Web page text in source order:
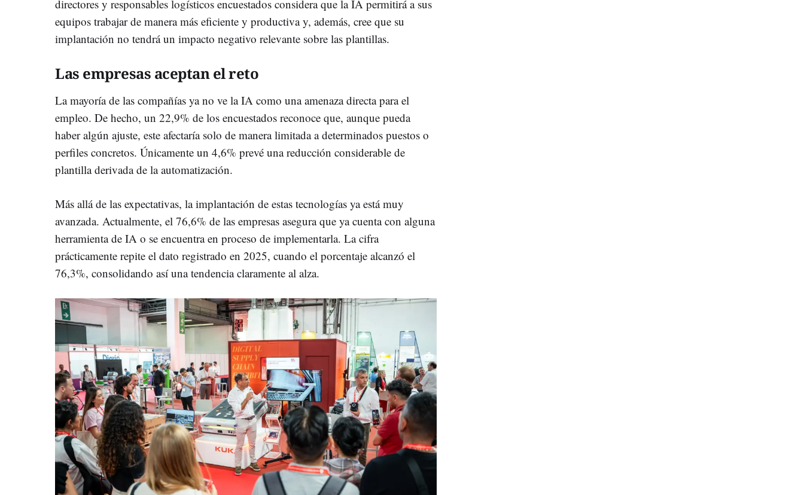
directores y responsables logísticos encuestados considera que la IA permitirá a sus
equipos trabajar de manera más eficiente y productiva y, además, cree que su
implantación no tendrá un impacto negativo relevante sobre las plantillas.
Las empresas aceptan el reto
La mayoría de las compañías ya no ve la IA como una amenaza directa para el
empleo. De hecho, un 22,9% de los encuestados reconoce que, aunque pueda
haber algún ajuste, este afectaría solo de manera limitada a determinados puestos o
perfiles concretos. Únicamente un 4,6% prevé una reducción considerable de
plantilla derivada de la automatización.
Más allá de las expectativas, la implantación de estas tecnologías ya está muy
avanzada. Actualmente, el 76,6% de las empresas asegura que ya cuenta con alguna
herramienta de IA o se encuentra en proceso de implementarla. La cifra
prácticamente repite el dato registrado en 2025, cuando el porcentaje alcanzó el
76,3%, consolidando así una tendencia claramente al alza.